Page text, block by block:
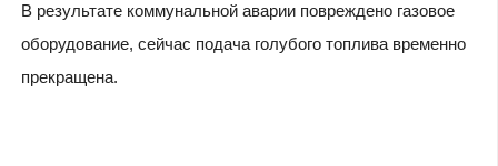
В результате коммунальной аварии повреждено газовое
оборудование, сейчас подача голубого топлива временно
прекращена.